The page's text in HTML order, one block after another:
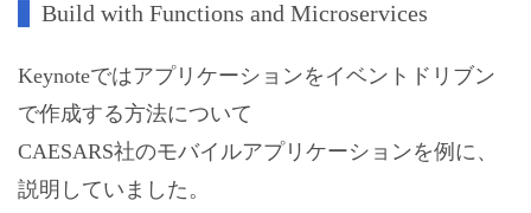
Build with Functions and Microservices
Keynoteではアプリケーションをイベントドリブン
で作成する方法について
CAESARS社のモバイルアプリケーションを例に、
説明していました。